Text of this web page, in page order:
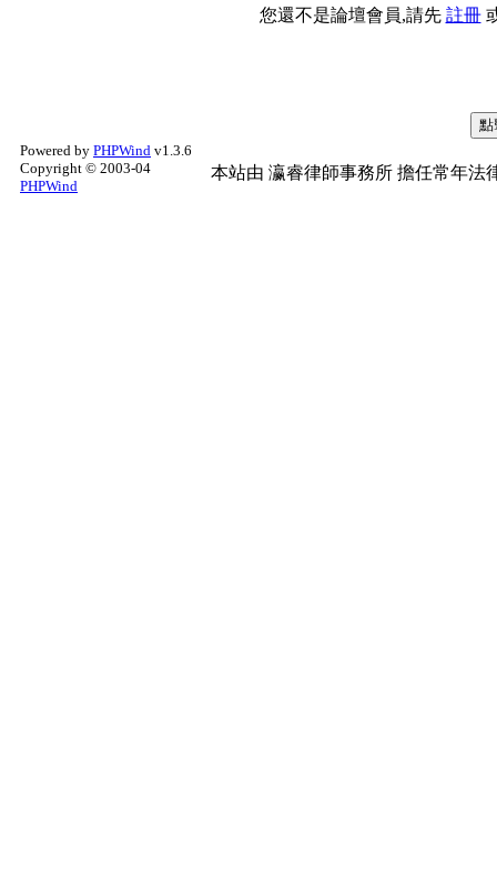
您還不是論壇會員,請先 註冊
Powered by PHPWind v1.3.6
Copyright © 2003-04
PHPWind
本站由 瀛睿律師事務所 擔任常年法